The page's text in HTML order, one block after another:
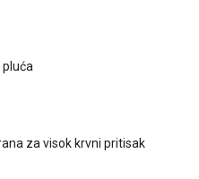
za visok krvni pritisak